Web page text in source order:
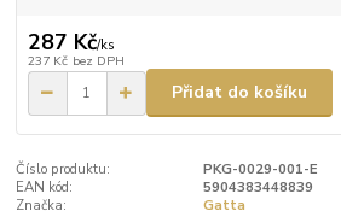
287 Kč/ks
237 Kč bez DPH
Přidat do košíku
Číslo produktu:
PKG-0029-001-E
EAN kód:
5904383448839
Značka:
Gatta